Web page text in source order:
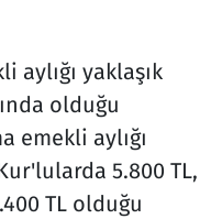
aylığı yaklaşık
olduğu
emekli aylığı
5.800 TL,
TL olduğu